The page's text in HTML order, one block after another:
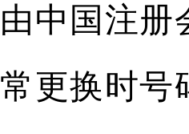
中国注册
更换时号